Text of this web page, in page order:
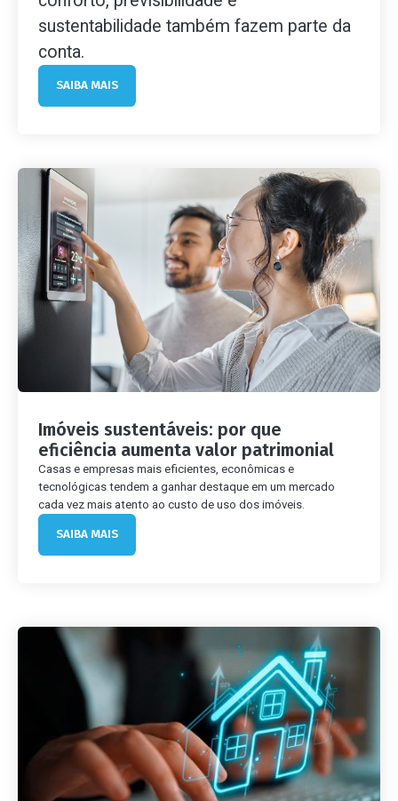
sustentabilidade também fazem parte da
conta.
SAIBA MAIS
Imóveis sustentáveis: por que
eficiência aumenta valor patrimonial
Casas e empresas mais eficientes, econômicas e
tecnológicas tendem a ganhar destaque em um mercado
cada vez mais atento ao custo de uso dos imóveis.
SAIBA MAIS